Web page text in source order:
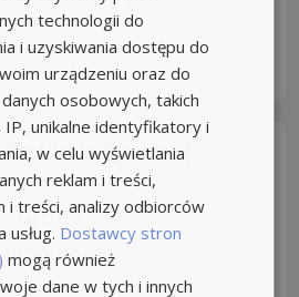
turbin (k/m/n) |
NOWE
pracy: Stała
Sp. z o.o
technologii do
i uzyskiwania dostępu do
urządzeniu oraz do
osobowych, takich
unikalne identyfikatory i
w celu wyświetlania
reklam i treści,
i treści, analizy odbiorców
usług. Dostawcy stron
mogą również
dane w tych i innych